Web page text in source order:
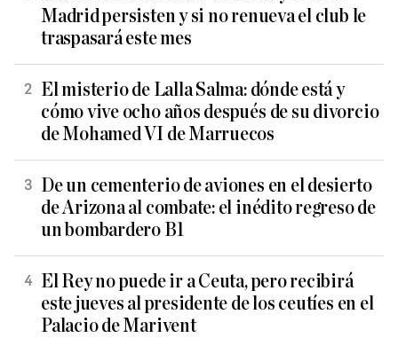
Madrid persisten y si no renueva el club le
traspasará este mes
El misterio de Lalla Salma: dónde está y
cómo vive ocho años después de su divorcio
de Mohamed VI de Marruecos
De un cementerio de aviones en el desierto
de Arizona al combate: el inédito regreso de
un bombardero B1
El Rey no puede ir a Ceuta, pero recibirá
este jueves al presidente de los ceutíes en el
Palacio de Marivent